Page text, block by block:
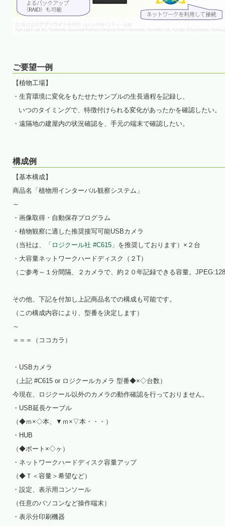
ご要望一例
【植物工場】
・生育環境に変化をもたせたサンプルの生長過程を記録し、
いつのタイミングで、特徴付けられる変化があったかを確認したい。
・遠隔地の建屋内の状況確認を、手元の端末で確認したい。
構成例
【基本構成】
商品名「植物用インターバル観察システム」
～
・画像取得・自動保存プログラム
・植物観察に適した推奨接写可能USBカメラ
（当社は、
「ロジクール社 #C615」 を推奨しております）×２台
・大容量ネットワークハードディスク（２T）
（ご参考～１分間隔、２カメラで、約２０年記録できる容量。
その他、下記を付加し上記商品名での構成も可能です。
（この構成内容により、型番を決定します）
～
＝＝＝（ココカラ）
・USBカメラ
（上記 #C615 or ロジクールカメラ 型番◆×◇台数）
今現在、ロジクール以外のカメラの動作確認を行っておりません。
・USB延長ケーブル
（◆ｍ×◇本、▼ｍ×▽本・・・）
・HUB
（◆ポート×◇ヶ）
・ネットワークハードディスク容量アップ
（◆Ｔ＜容量＞希望など）
・設定、表示用コンソール
（任意のパソコンなど操作端末）
・表示分印刷機器